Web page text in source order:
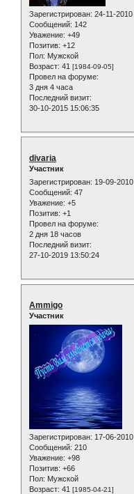
Зарегистрирован: 24-11-2010
Сообщений: 142
Уважение: +49
Позитив: +12
Пол: Мужской
Возраст: 41 [1984-09-05]
Провел на форуме:
3 дня 4 часа
Последний визит:
30-10-2015 15:06:35
divaria
Участник
Зарегистрирован: 19-09-2010
Сообщений: 47
Уважение: +5
Позитив: +1
Провел на форуме:
2 дня 18 часов
Последний визит:
27-10-2019 13:50:24
Ammigo
Участник
Зарегистрирован: 17-06-2010
Сообщений: 210
Уважение: +98
Позитив: +66
Пол: Мужской
Возраст: 41 [1985-04-21]